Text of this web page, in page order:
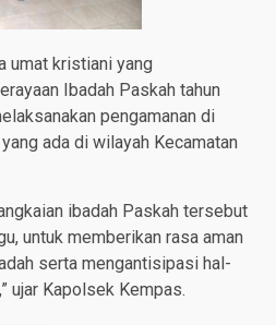
umat kristiani yang
Ibadah Paskah tahun
pengamanan di
ada di wilayah Kecamatan
ibadah Paskah tersebut
untuk memberikan rasa aman
serta mengantisipasi hal-
ujar Kapolsek Kempas.